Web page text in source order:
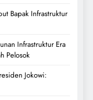
Bapak Infrastruktur
Infrastruktur Era
Pelosok
Jokowi: